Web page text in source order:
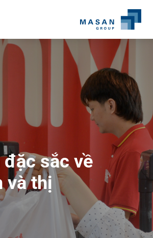
sắc về
và thị